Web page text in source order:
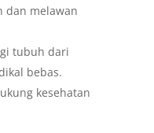
dan melawan
tubuh dari
bebas.
kesehatan